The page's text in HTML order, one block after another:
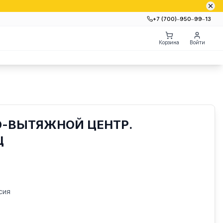
+7 (700)‒950‒99‒13
Корзина Войти
ВЫТЯЖНОЙ ЦЕНТР.